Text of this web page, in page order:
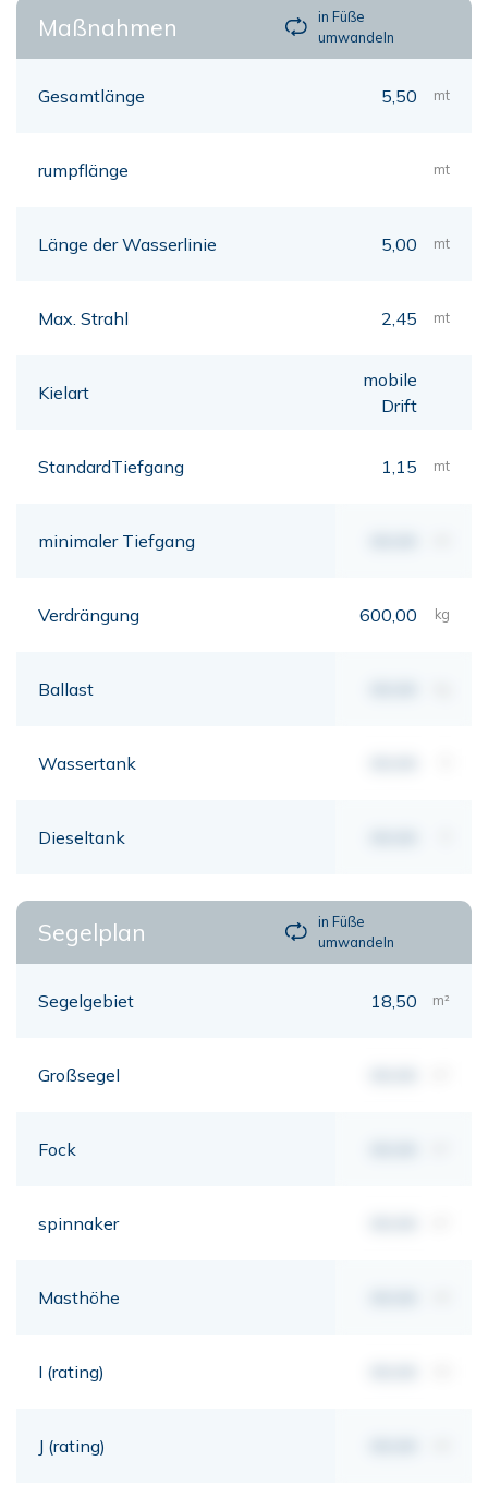
Maßnahmen
in Füße
umwandeln
Gesamtlänge 5,50 mt
rumpflänge mt
Länge der Wasserlinie 5,00 mt
Max. Strahl 2,45 mt
Kielart
mobile
Drift
StandardTiefgang 1,15 mt
minimaler Tiefgang
Verdrängung 600,00 kg
Ballast
Wassertank
Dieseltank
Segelplan
in Füße
umwandeln
Segelgebiet 18,50 m²
Großsegel
Fock
spinnaker
Masthöhe
I (rating)
J (rating)